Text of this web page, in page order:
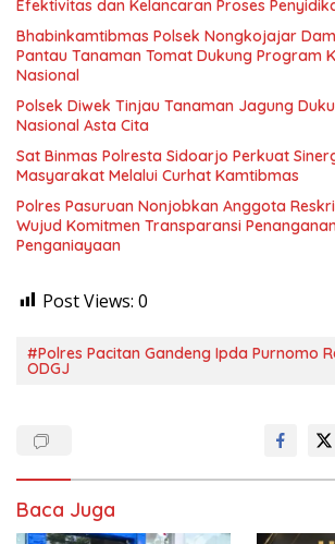
Efektivitas dan Kelancaran Proses
Bhabinkamtibmas Polsek Nongkojajar
Pantau Tanaman Tomat Dukung Program
Nasional
Polsek Diwek Tinjau Tanaman Jagung
Nasional Asta Cita
Sat Binmas Polresta Sidoarjo Perkuat
Masyarakat Melalui Curhat Kamtibmas
Polres Pasuruan Nonjobkan Anggota
Wujud Komitmen Transparansi
Penganiayaan
Post Views: 0
#Polres Pacitan Gandeng Ipda Purnomo
ODGJ
Baca Juga